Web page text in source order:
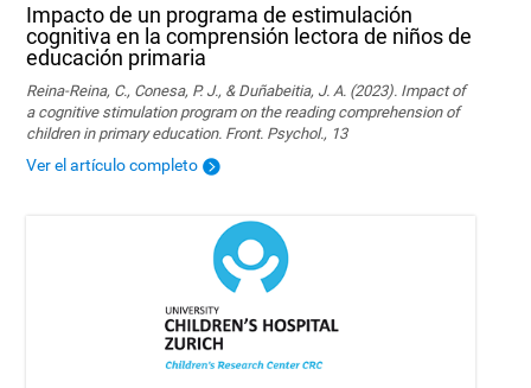
Impacto de un programa de estimulación
cognitiva en la comprensión lectora de niños de
educación primaria
Reina-Reina, C., Conesa, P. J., & Duñabeitia, J. A. (2023). Impact of
a cognitive stimulation program on the reading comprehension of
children in primary education. Front. Psychol., 13
Ver el artículo completo